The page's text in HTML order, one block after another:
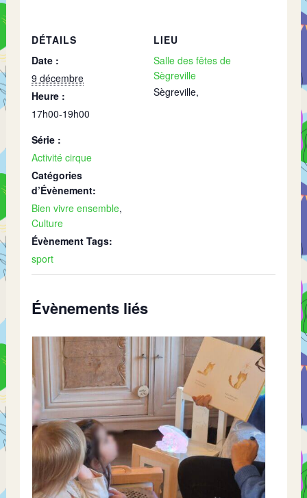
DÉTAILS
Date :
9 décembre
Heure :
17h00-19h00
Série :
Activité cirque
Catégories
d’Évènement:
Bien vivre ensemble,
Culture
Évènement Tags:
sport
LIEU
Salle des fêtes de
Sègreville
Sègreville,
Évènements liés